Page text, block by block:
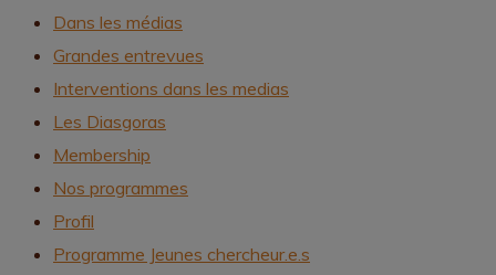
Dans les médias
Grandes entrevues
Interventions dans les medias
Les Diasgoras
Membership
Nos programmes
Profil
Programme Jeunes chercheur.e.s